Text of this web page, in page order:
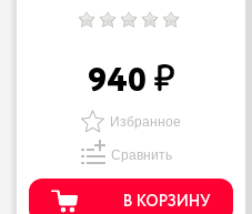
940
Избранное
Сравнить
В КОРЗИНУ